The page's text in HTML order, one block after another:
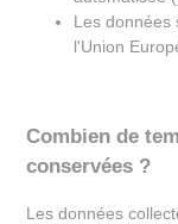
Les données
l'Union
Combien de
conservées ?
Les données